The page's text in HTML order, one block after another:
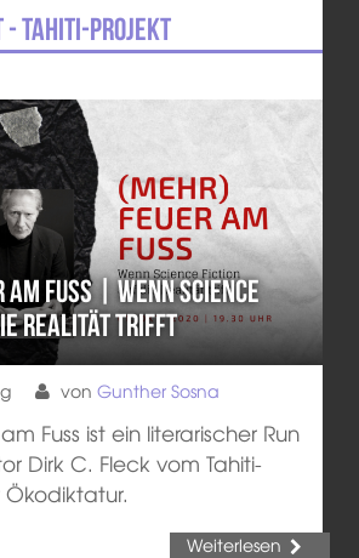
Tahiti-Projekt
Fuss | Wenn Science
Realität trifft
von Gunther Sosna
Fuss ist ein literarischer Run
Dirk C. Fleck vom Tahiti-
Ökodiktatur.
Weiterlesen